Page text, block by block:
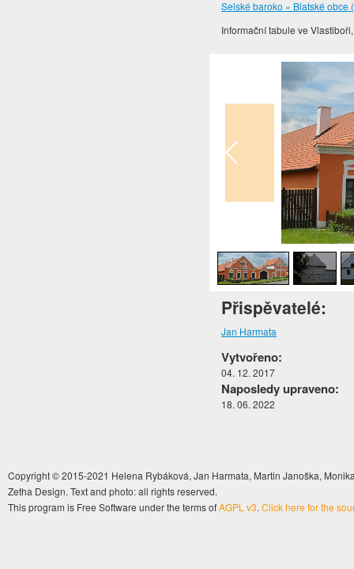
Selské baroko » Blatské obce
Informační tabule ve
Přispěvatelé:
Jan Harmata
Vytvořeno:
04. 12. 2017
Naposledy upraveno:
18. 06. 2022
Copyright © 2015-2021 Helena Rybáková, Jan Harmata, Martin Janoška,
Zetha Design. Text and photo: all rights reserved.
This program is Free Software under the terms ofAGPL v3. Click here for the